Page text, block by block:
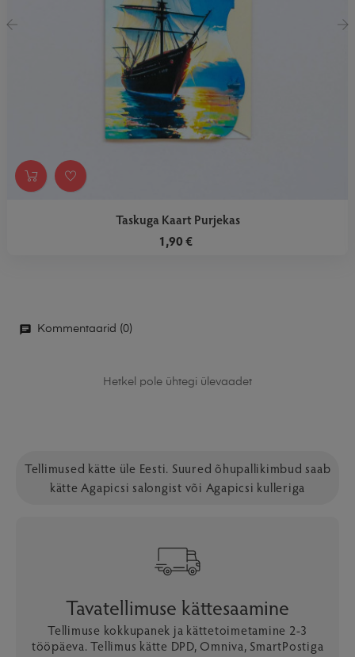
Taskuga Kaart Purjekas
1,90 €
Kommentaarid (0)
Hetkel pole ühtegi ülevaadet
Tellimused kätte üle Eesti. Suured õhupallikimbud saab
kätte Agapicsi salongist või Agapicsi kulleriga
Tavatellimuse kättesaamine
Tellimuse kokkupanek ja kättetoimetamine 2-3
tööpäeva. Tellimus kätte DPD, Omniva, SmartPostiga